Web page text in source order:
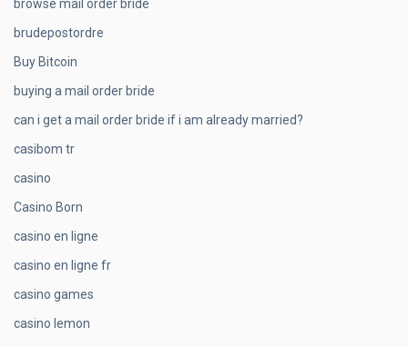
browse mail order bride
brudepostordre
Buy Bitcoin
buying a mail order bride
can i get a mail order bride if i am already married?
casibom tr
casino
Casino Born
casino en ligne
casino en ligne fr
casino games
casino lemon